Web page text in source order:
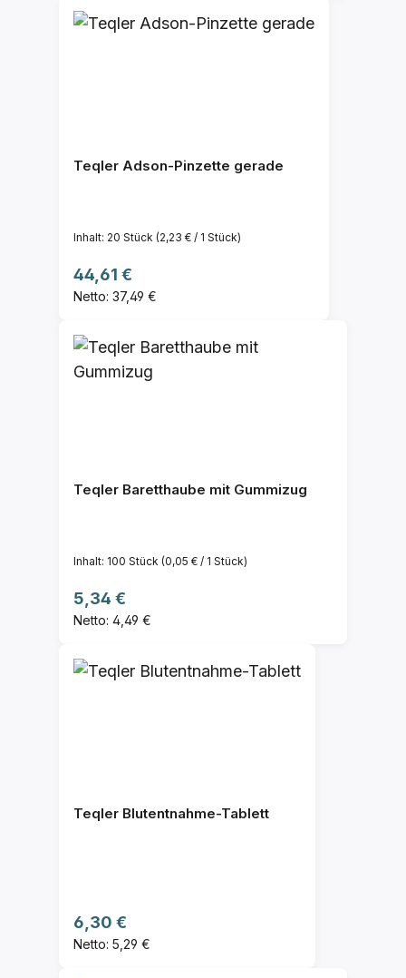
Teqler Adson-Pinzette gerade
Inhalt: 20 Stück (2,23 € / 1 Stück)
Regulärer Preis:
44,61 €
Netto: 37,49 €
Teqler Baretthaube mit Gummizug
Inhalt: 100 Stück (0,05 € / 1 Stück)
Regulärer Preis:
5,34 €
Netto: 4,49 €
Teqler Blutentnahme-Tablett
Regulärer Preis:
6,30 €
Netto: 5,29 €